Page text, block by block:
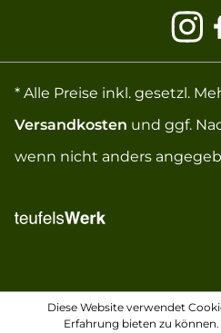
* Alle Preise inkl. gesetzl.
Versandkosten und ggf.
wenn nicht anders
Diese Website verwendet
Erfahrung bieten zu können.